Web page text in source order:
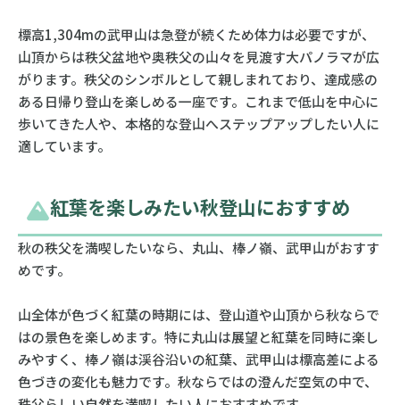
標高1,304mの武甲山は急登が続くため体力は必要ですが、
山頂からは秩父盆地や奥秩父の山々を見渡す大パノラマが広
がります。秩父のシンボルとして親しまれており、達成感の
ある日帰り登山を楽しめる一座です。これまで低山を中心に
歩いてきた人や、本格的な登山へステップアップしたい人に
適しています。
紅葉を楽しみたい秋登山におすすめ
秋の秩父を満喫したいなら、丸山、棒ノ嶺、武甲山がおすす
めです。
山全体が色づく紅葉の時期には、登山道や山頂から秋ならで
はの景色を楽しめます。特に丸山は展望と紅葉を同時に楽し
みやすく、棒ノ嶺は渓谷沿いの紅葉、武甲山は標高差による
色づきの変化も魅力です。秋ならではの澄んだ空気の中で、